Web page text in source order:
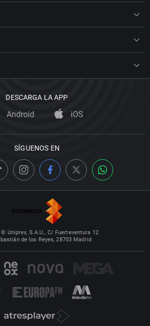
DESCARGA LA APP
Android iOS
SÍGUENOS EN
Uniprex, S.A.U., C/ Fuerteventura 12
de los Reyes, 28703 Madrid